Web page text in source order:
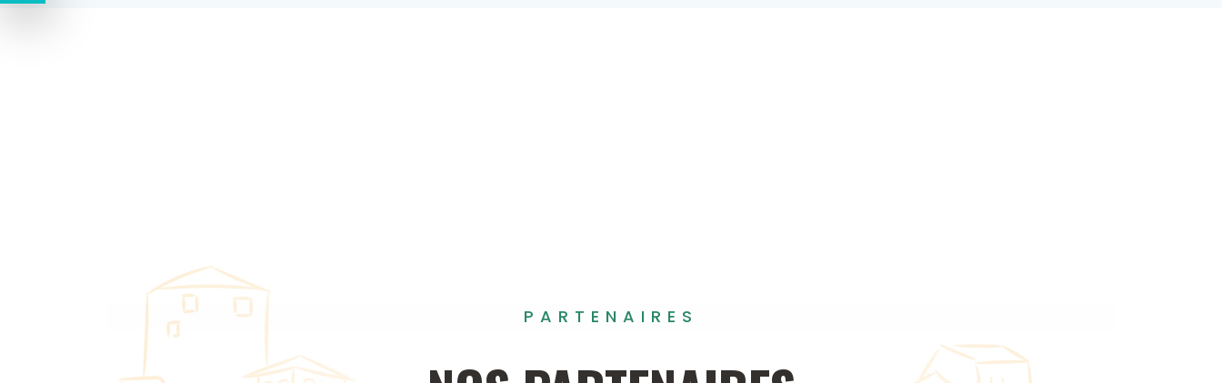
PARTENAIRES